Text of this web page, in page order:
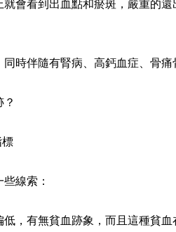
會看到出血點和瘀斑，嚴重的
時伴隨有腎病、高鈣血症、骨痛
標
線索：
，有無貧血跡象，而且這種貧血